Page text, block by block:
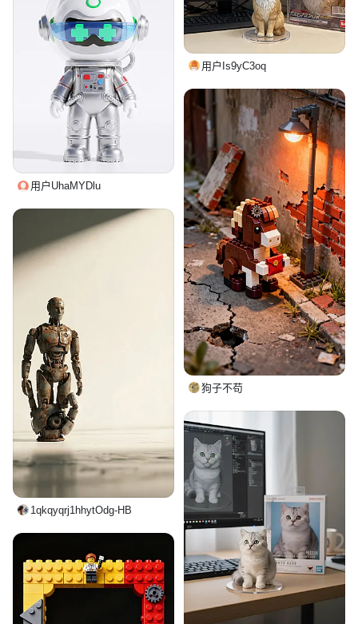
用户Is9yC3oq
用户UhaMYDlu
狗子不苟
1qkqyqrj1hhytOdg-HB